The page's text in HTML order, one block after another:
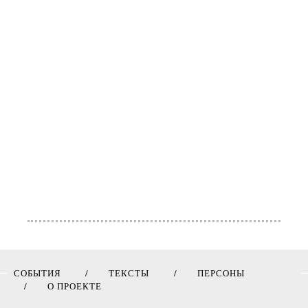
СОБЫТИЯ ТЕКСТЫ
ПЕРСОНЫ
О ПРОЕКТЕ